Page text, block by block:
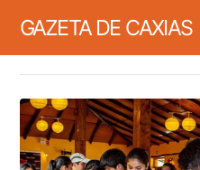
GAZETA DE CAXIAS